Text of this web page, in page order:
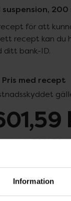
Information
för att
recept kan du
ditt bank-ID.
Pris med recept
apotek:3601,59 kr
via ditt recept